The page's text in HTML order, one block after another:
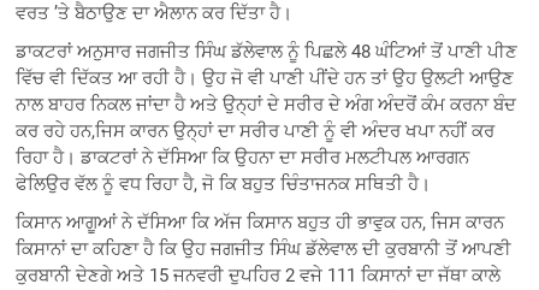
ਵਰਤ ’ਤੇ ਬੈਠਾਉਣ ਦਾ ਐਲਾਨ ਕਰ ਦਿੱਤਾ ਹੈ।
ਡਾਕਟਰਾਂ ਅਨੁਸਾਰ ਜਗਜੀਤ ਸਿੰਘ ਡੱਲੇਵਾਲ ਨੂੰ ਪਿਛਲੇ 48 ਘੰਟਿਆਂ ਤੋਂ ਪਾਣੀ ਪੀਣ
ਵਿੱਚ ਵੀ ਦਿੱਕਤ ਆ ਰਹੀ ਹੈ। ਉਹ ਜੋ ਵੀ ਪਾਣੀ ਪੀਂਦੇ ਹਨ ਤਾਂ ਉਹ ਉਲਟੀ ਆਉਣ
ਨਾਲ ਬਾਹਰ ਨਿਕਲ ਜਾਂਦਾ ਹੈ ਅਤੇ ਉਨ੍ਹਾਂ ਦੇ ਸਰੀਰ ਦੇ ਅੰਗ ਅੰਦਰੋਂ ਕੰਮ ਕਰਨਾ ਬੰਦ
ਕਰ ਰਹੇ ਹਨ,ਜਿਸ ਕਾਰਨ ਉਨ੍ਹਾਂ ਦਾ ਸਰੀਰ ਪਾਣੀ ਨੂੰ ਵੀ ਅੰਦਰ ਖਪਾ ਨਹੀਂ ਕਰ
ਰਿਹਾ ਹੈ। ਡਾਕਟਰਾਂ ਨੇ ਦੱਸਿਆ ਕਿ ਉਹਨਾ ਦਾ ਸਰੀਰ ਮਲਟੀਪਲ ਆਰਗਨ
ਫੇਲਿਉਰ ਵੱਲ ਨੂੰ ਵਧ ਰਿਹਾ ਹੈ, ਜੋ ਕਿ ਬਹੁਤ ਚਿੰਤਾਜਨਕ ਸਥਿਤੀ ਹੈ।
ਕਿਸਾਨ ਆਗੂਆਂ ਨੇ ਦੱਸਿਆ ਕਿ ਅੱਜ ਕਿਸਾਨ ਬਹੁਤ ਹੀ ਭਾਵੁਕ ਹਨ, ਜਿਸ ਕਾਰਨ
ਕਿਸਾਨਾਂ ਦਾ ਕਹਿਣਾ ਹੈ ਕਿ ਉਹ ਜਗਜੀਤ ਸਿੰਘ ਡੱਲੇਵਾਲ ਦੀ ਕੁਰਬਾਨੀ ਤੋਂ ਆਪਣੀ
ਕੁਰਬਾਨੀ ਦੇਣਗੇ ਅਤੇ 15 ਜਨਵਰੀ ਦੁਪਹਿਰ 2 ਵਜੇ 111 ਕਿਸਾਨਾਂ ਦਾ ਜੱਥਾ ਕਾਲੇ